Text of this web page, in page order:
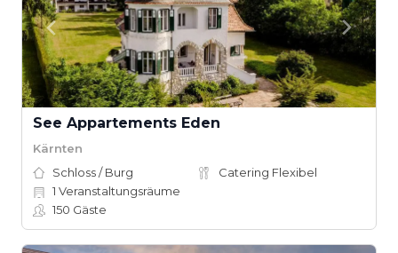
See Appartements Eden
Kärnten
Schloss / Burg
Catering Flexibel
1 Veranstaltungsräume
150 Gäste